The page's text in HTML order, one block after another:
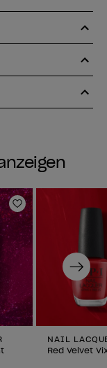
Zur
NAIL
Red Velvet
Next